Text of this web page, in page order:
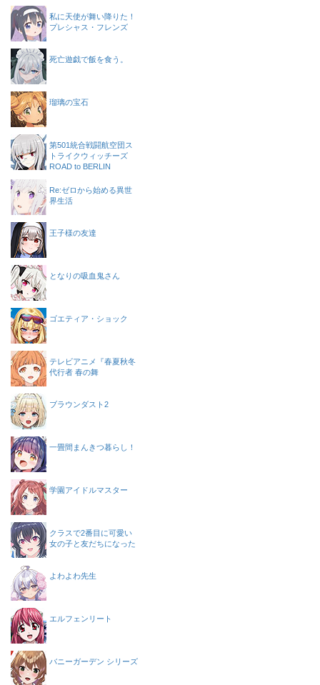
私に天使が舞い降りた！
プレシャス・フレンズ
死亡遊戯で飯を食う。
瑠璃の宝石
第501統合戦闘航空団ス
トライクウィッチーズ
ROAD to BERLIN
Re:ゼロから始める異世
界生活
王子様の友達
となりの吸血鬼さん
ゴエティア・ショック
テレビアニメ『春夏秋冬
代行者 春の舞
ブラウンダスト2
一畳間まんきつ暮らし！
学園アイドルマスター
クラスで2番目に可愛い
女の子と友だちになった
よわよわ先生
エルフェンリート
バニーガーデン シリーズ